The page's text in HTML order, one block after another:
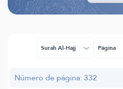
Surah Al-Hajj Página
Número de página: 332